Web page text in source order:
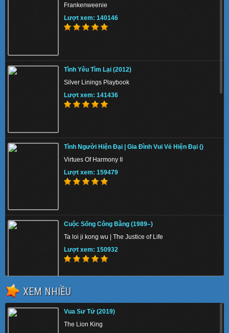
Frankenweenie
Lượt xem: 140146
Tình Yêu Tìm Lại (2012)
Silver Linings Playbook
Lượt xem: 141436
Tình Người Hiện Đại | Gia Đình Vui Vẻ Hiện Đại ()
Virtues Of Harmony II
Lượt xem: 159479
Cuộc Sống Công Bằng (1989–)
Ta loi ji kong wu | The Justice of Life
Lượt xem: 150932
Kẻ Cắp Tia Chớp: Biển Quái Vật (2013)
Percy Jackson: Sea of Monsters
Lượt xem: 133709
XEM NHIỀU
Vua Sư Tử (2019)
The Lion King